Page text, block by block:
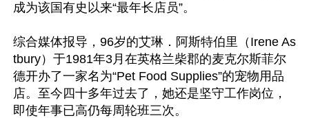
成为该国有史以来“最年长店员”。
综合媒体报导，96岁的艾琳．阿斯特伯里（Irene As
tbury）于1981年3月在英格兰柴郡的麦克尔斯菲尔
德开办了一家名为“Pet Food Supplies”的宠物用品
店。至今四十多年过去了，她还是坚守工作岗位，
即使年事已高仍每周轮班三次。